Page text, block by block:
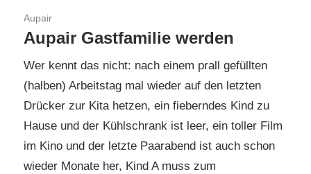
26. Mai 2018
Aupair
Aupair Gastfamilie werden
Wer kennt das nicht: nach einem prall gefüllten
(halben) Arbeitstag mal wieder auf den letzten
Drücker zur Kita hetzen, ein fieberndes Kind zu
Hause und der Kühlschrank ist leer, ein toller Film
im Kino und der letzte Paarabend ist auch schon
wieder Monate her, Kind A muss zum